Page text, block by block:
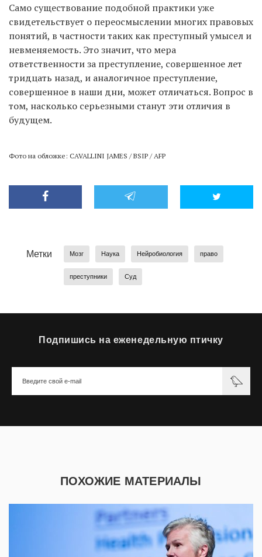
Само существование подобной практики уже
свидетельствует о переосмыслении многих правовых
понятий, в частности таких как преступный умысел и
невменяемость. Это значит, что мера
ответственности за преступление, совершенное лет
тридцать назад, и аналогичное преступление,
совершенное в наши дни, может отличаться. Вопрос в
том, насколько серьезными станут эти отличия в
будущем.
Фото на обложке: CAVALLINI JAMES / BSIP / AFP
Метки Мозг Наука Нейробиология право
преступники Суд
Подпишись на еженедельную птичку
ПОХОЖИЕ МАТЕРИАЛЫ